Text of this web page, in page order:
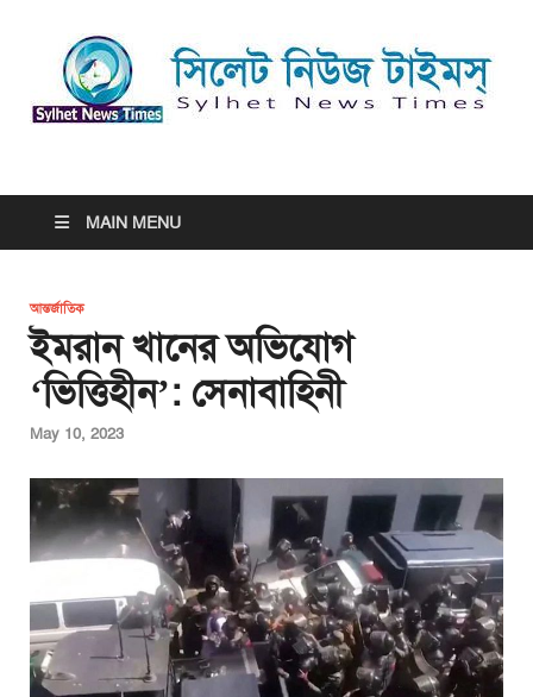
সিলেট নিউজ টাইমস্ | Sylhet
News Times
MAIN MENU
আন্তর্জাতিক
ইমরান খানের অভিযোগ
‘ভিত্তিহীন’: সেনাবাহিনী
May 10, 2023